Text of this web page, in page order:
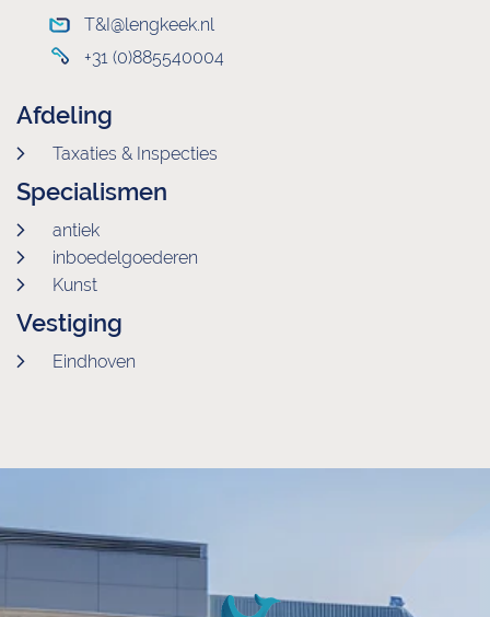
T&I@lengkeek.nl
+31 (0)885540004
Afdeling
Taxaties & Inspecties
Specialismen
antiek
inboedelgoederen
Kunst
Vestiging
Eindhoven